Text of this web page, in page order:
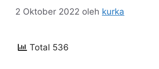
2 Oktober 2022 oleh kurka
Total 536